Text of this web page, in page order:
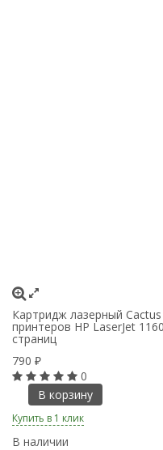
Картридж лазерный Cactus
принтеров HP LaserJet
страниц
790 ₽
0
В корзину
Купить в 1 клик
В наличии